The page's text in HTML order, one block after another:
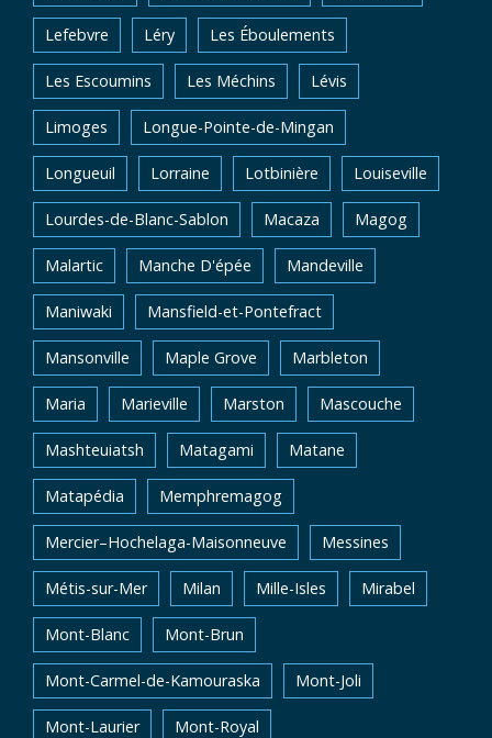
Lefebvre Léry Les Éboulements
Les Escoumins Les Méchins Lévis
Limoges Longue-Pointe-de-Mingan
Longueuil Lorraine Lotbinière Louiseville
Lourdes-de-Blanc-Sablon Macaza Magog
Malartic Manche D'épée Mandeville
Maniwaki Mansfield-et-Pontefract
Mansonville Maple Grove Marbleton
Maria Marieville Marston Mascouche
Mashteuiatsh Matagami Matane
Matapédia Memphremagog
Mercier–Hochelaga-Maisonneuve Messines
Métis-sur-Mer Milan Mille-Isles Mirabel
Mont-Blanc Mont-Brun
Mont-Carmel-de-Kamouraska Mont-Joli
Mont-Laurier Mont-Royal